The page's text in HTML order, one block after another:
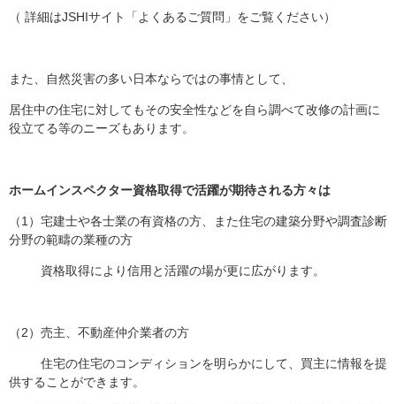
（ 詳細はJSHIサイト「よくあるご質問」をご覧ください）
また、自然災害の多い日本ならではの事情として、
居住中の住宅に対してもその安全性などを自ら調べて改修の計画に
役立てる等のニーズもあります。
ホームインスペクター資格取得で活躍が期待される方々は
（1）宅建士や各士業の有資格の方、また住宅の建築分野や調査診断
分野の範疇の業種の方
資格取得により信用と活躍の場が更に広がります。
（2）売主、不動産仲介業者の方
住宅の住宅のコンディションを明らかにして、買主に情報を提
供することができます。